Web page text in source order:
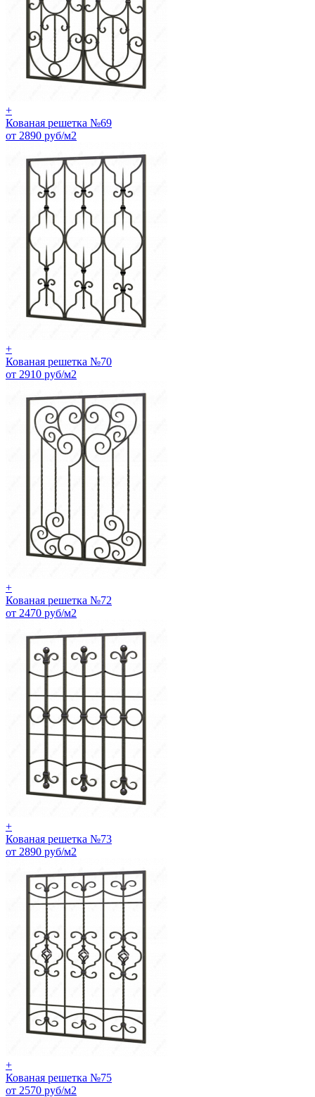
+
Кованая решетка №69
от 2890 руб/м2
+
Кованая решетка №70
от 2910 руб/м2
+
Кованая решетка №72
от 2470 руб/м2
+
Кованая решетка №73
от 2890 руб/м2
+
Кованая решетка №75
от 2570 руб/м2